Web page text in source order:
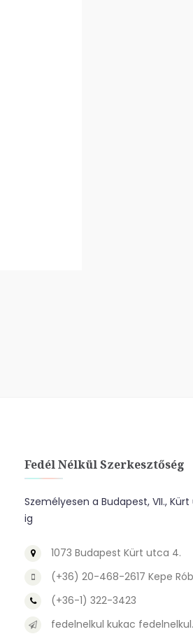
Fedél Nélkül Szerkesztőség
Személyesen a Budapest, VII.,
ig
1073 Budapest Kürt utca 4.
(+36) 20-468-2617 Kepe
(+36-1) 322-3423
fedelnelkul kukac